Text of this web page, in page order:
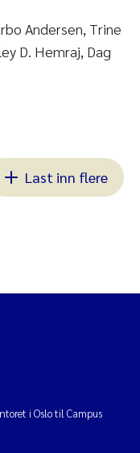
Andersen, Trine
D. Hemraj, Dag
Last inn flere
i Oslo til Campus